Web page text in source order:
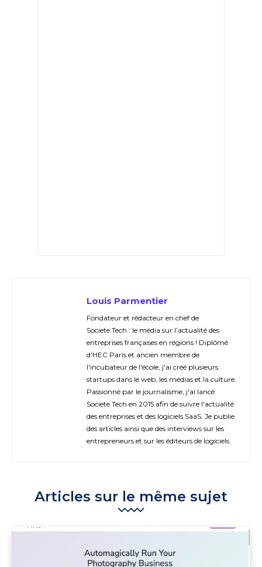
Louis Parmentier
Fondateur et rédacteur en chef de
Societe.Tech : le média sur l’actualité des
entreprises françaises en régions ! Diplômé
d'HEC Paris et ancien membre de
l'incubateur de l'école, j'ai créé plusieurs
startups dans le web, les médias et la culture.
Passionné par le journalisme, j'ai lancé
Societe.Tech en 2015 afin de suivre l'actualité
des entreprises et des logiciels SaaS. Je publie
des articles ainsi que des interviews sur les
entrepreneurs et sur les éditeurs de logiciels.
Articles sur le même sujet